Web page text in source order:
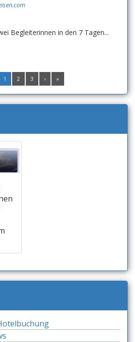
Begleiterinnen in den 7 Tagen...
1 2 3 › »